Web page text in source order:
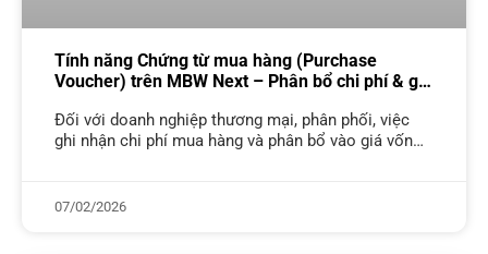
Tính năng Chứng từ mua hàng (Purchase
Voucher) trên MBW Next – Phân bổ chi phí & giá
Đối với doanh nghiệp thương mại, phân phối, việc
ghi nhận chi phí mua hàng và phân bổ vào giá vốn
07/02/2026